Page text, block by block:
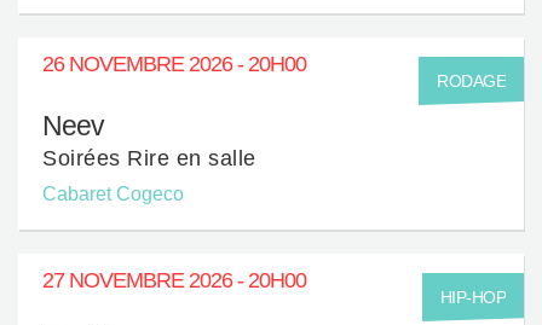
26 NOVEMBRE 2026 - 20H00
RODAGE
Neev
Soirées Rire en salle
Cabaret Cogeco
27 NOVEMBRE 2026 - 20H00
HIP-HOP